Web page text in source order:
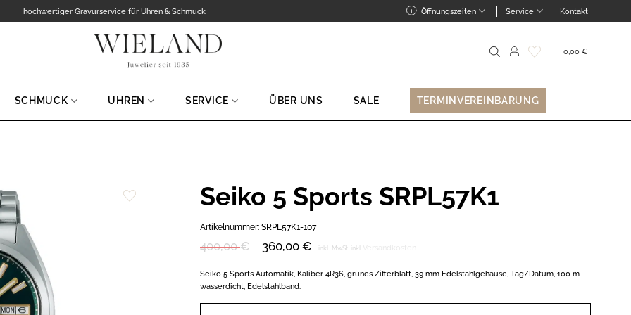
hochwertiger Gravurservice für Uhren & Schmuck Öffnungszeiten Service Kontakt
Suche
0,00€
SCHMUCK UHREN SERVICE ÜBER UNS SALE TERMINVEREINBARUNG
Seiko 5 Sports SRPL57K1
Artikelnummer: SRPL57K1-107
400,00€
Ursprünglicher
war:
400,00 €
360,00 €
Aktueller
ist:
360,00 €.
inkl. MwSt. inkl.
Seiko 5 Sports Automatik, Kaliber 4R36, grünes Zifferblatt, 39 mm Edelstahlgehäuse, Tag/Datum, 100 m
wasserdicht, Edelstahlband.